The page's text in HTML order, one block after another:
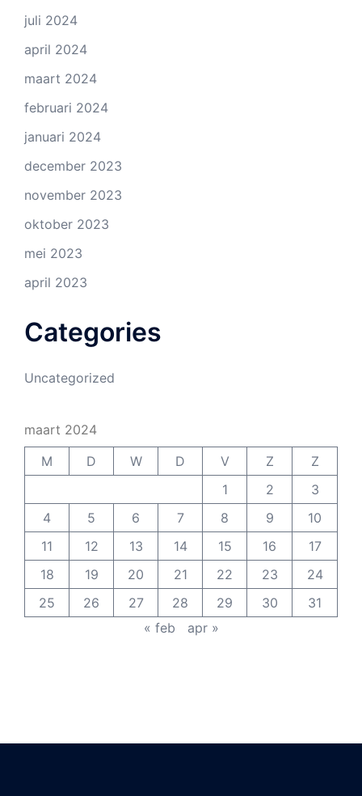
juli 2024
april 2024
maart 2024
februari 2024
januari 2024
december 2023
november 2023
oktober 2023
mei 2023
april 2023
Categories
Uncategorized
maart 2024
M
D W D V Z
Z
1
2
3
4
5 6 7 8 9
10
11
12 13 14 15 16
17
18
19 20 21 22 23
24
25
26 27 28 29 30
31
« feb
apr »